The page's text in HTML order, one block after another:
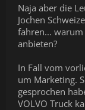
Naja aber die
Jochen
fahren...
anbieten?
In Fall vom
um Marketing.
gesprochen
VOLVO Truck